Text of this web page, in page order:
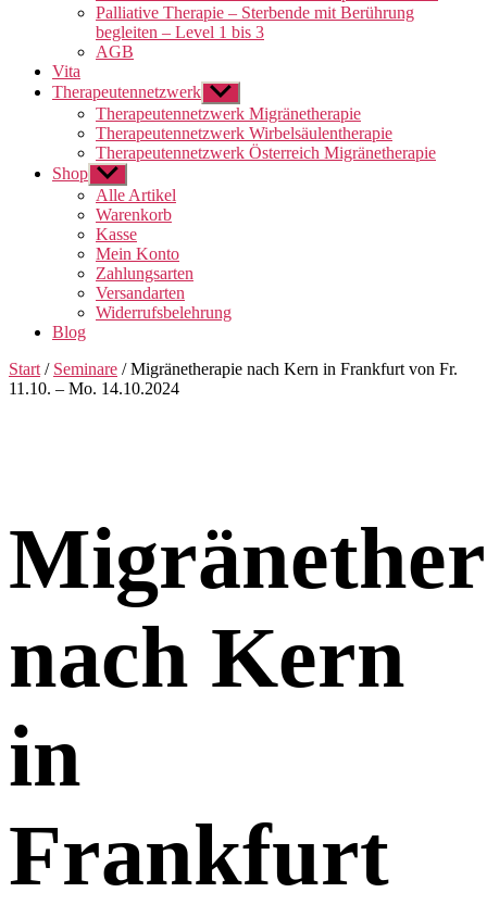
Palliative Therapie – Sterbende mit Berührung
begleiten – Level 1 bis 3
AGB
Vita
Therapeutennetzwerk Untermenü
anzeigen
Therapeutennetzwerk Migränetherapie
Therapeutennetzwerk Wirbelsäulentherapie
Therapeutennetzwerk Österreich Migränetherapie
Shop Untermenü
anzeigen
Alle Artikel
Warenkorb
Kasse
Mein Konto
Zahlungsarten
Versandarten
Widerrufsbelehrung
Blog
Start / Seminare / Migränetherapie nach Kern in Frankfurt von Fr.
11.10. – Mo. 14.10.2024
nach Kern
in
Frankfurt